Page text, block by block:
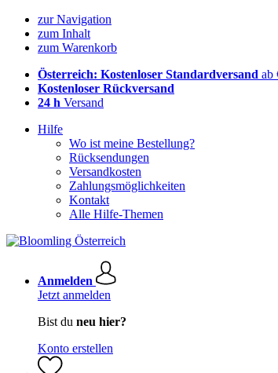
zur Navigation
zum Inhalt
zum Warenkorb
Österreich: Kostenloser Standardversand ab
Kostenloser Rückversand
24 h Versand
Hilfe
Wo ist meine Bestellung?
Rücksendungen
Versandkosten
Zahlungsmöglichkeiten
Kontakt
Alle Hilfe-Themen
Anmelden
Jetzt anmelden
Bist du neu hier?
Konto erstellen